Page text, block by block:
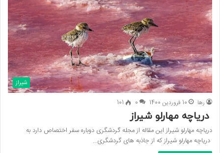
شیراز
رها 10 فروردین 1400 0
101
دریاچه مهارلو شیراز
دریاچه مهارلو شیراز این مقاله از مجله گردشگری دوباره سفر اختصاص دارد به
دریاچه مهارلو شیراز که از جاذبه های گردشگری…